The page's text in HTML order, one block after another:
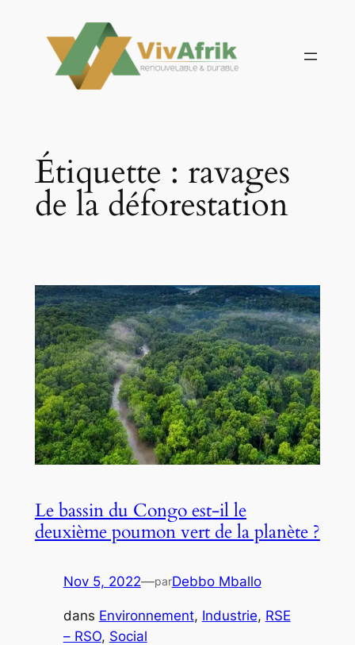
contenu
Étiquette : ravages
de la déforestation
Le bassin du Congo est-il le
deuxième poumon vert de la planète ?
Nov 5, 2022—parDebbo Mballo
dans Environnement, Industrie, RSE
– RSO, Social